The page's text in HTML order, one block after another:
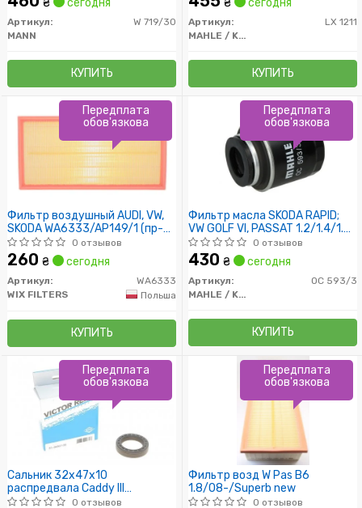
₴ сегодня
Артикул:
W 719/30
MANN
КУПИТЬ
₴ сегодня
Артикул:
LX 1211
MAHLE / KNECHT
КУПИТЬ
Фильтр воздушный AUDI, VW,
SKODA WA6333/AP149/1 (пр-во
WIX-Filtron UA)0 отзывов
260 ₴ сегодня
Артикул:
WA6333
WIX FILTERS
Польша
КУПИТЬ
Передплата
обов'язкова
Фильтр масла SKODA RAPID;
VW GOLF VI, PASSAT 1.2/1.4/1.6
2010-
0 отзывов
430 ₴ сегодня
Артикул:
OC 593/3
MAHLE / KNECHT
КУПИТЬ
Передплата
обов'язкова
Сальник 32x47x10
распредвала Caddy III
1.6i/1.9/2.0 TDI/SDI 04-
0 отзывов
Передплата
обов'язкова
Фильтр возд W Pas B6
1.8/08-/Superb new
0 отзывов
Передплата
обов'язкова